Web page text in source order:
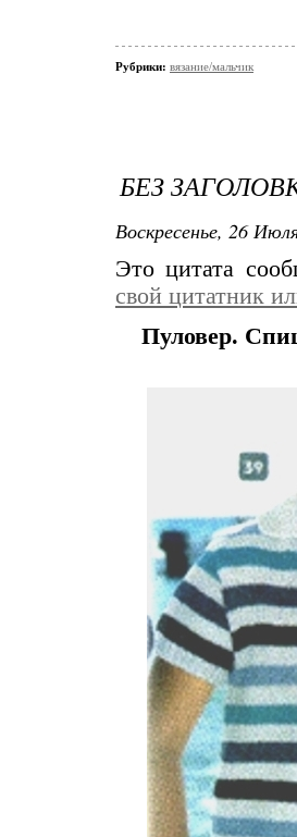
Рубрики: вязание/мальчик
БЕЗ
Воскресенье, 26
Это цитата
свой цитатник
Пуловер.